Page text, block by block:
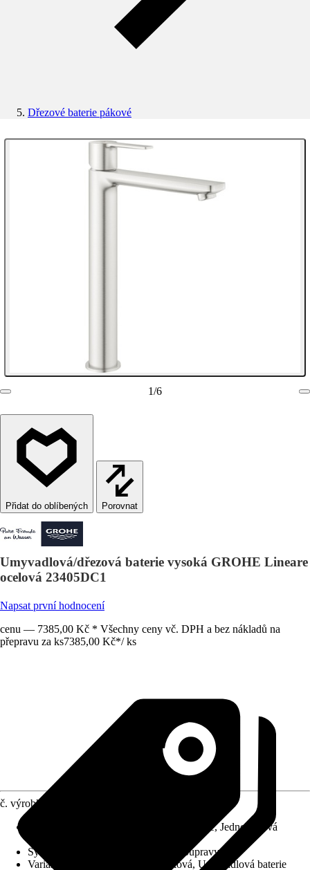
Dřezové baterie pákové
1/6
Porovnat
Umyvadlová/dřezová baterie vysoká GROHE Lineare
ocelová 23405DC1
Napsat první hodnocení
cenu — 7385,00 Kč * Všechny ceny vč. DPH a bez nákladů na
přepravu za ks7385,00 Kč*/ ks
č. výrobku
Keramická kartuše, Jednopáková
Systém vypouštění
Bez odtokové soupravy
Varianta
Umyvadlová baterie páková, Umyvadlová baterie